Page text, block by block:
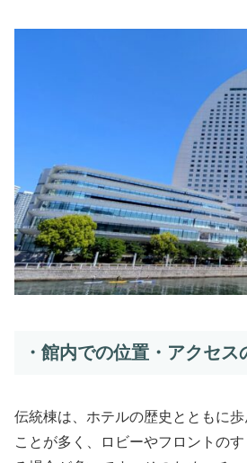
・館内での位置・アクセス
伝統棟は、ホテルの歴史とともに
ことが多く、ロビーやフロントの